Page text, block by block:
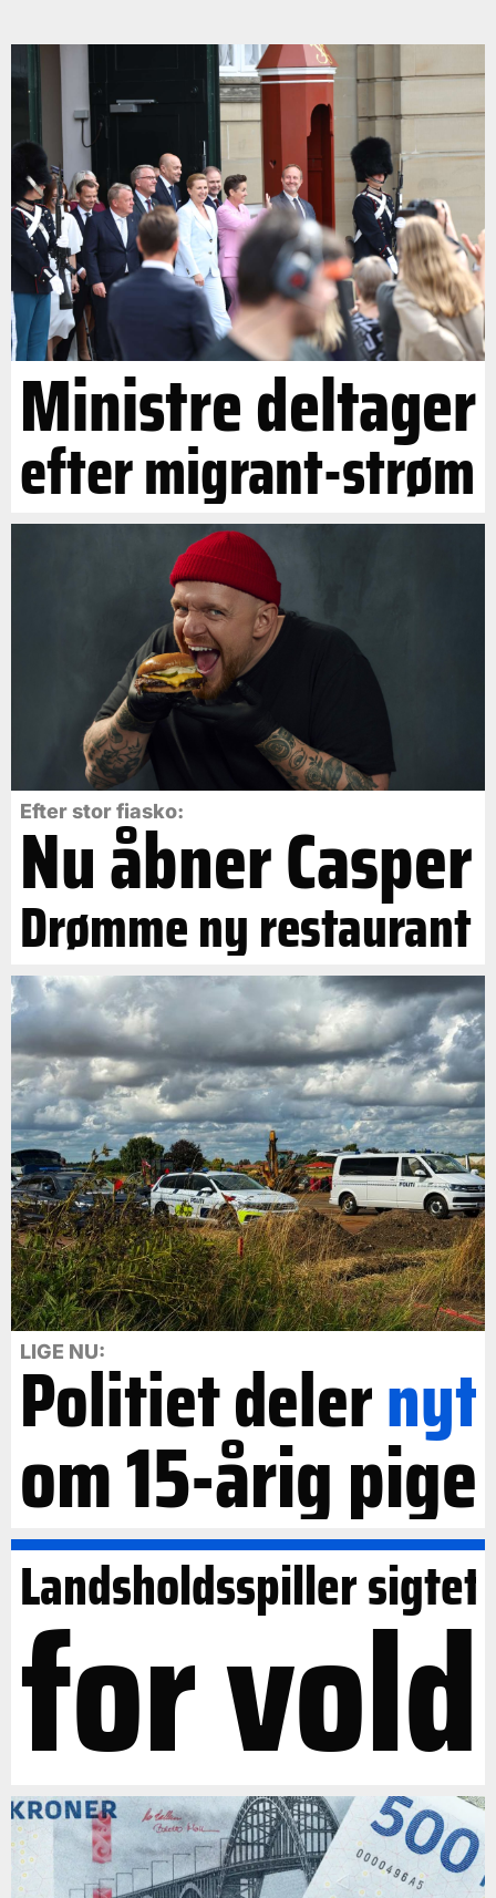
Ministre deltager
efter migrant-strøm
Efter stor fiasko:
Nu åbner Casper
Drømme ny restaurant
LIGE NU:
Politiet delernyt
om 15-årig pige
Landsholdsspiller sigtet
for vold